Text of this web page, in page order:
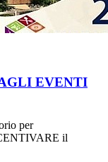
EVENTI
per
il